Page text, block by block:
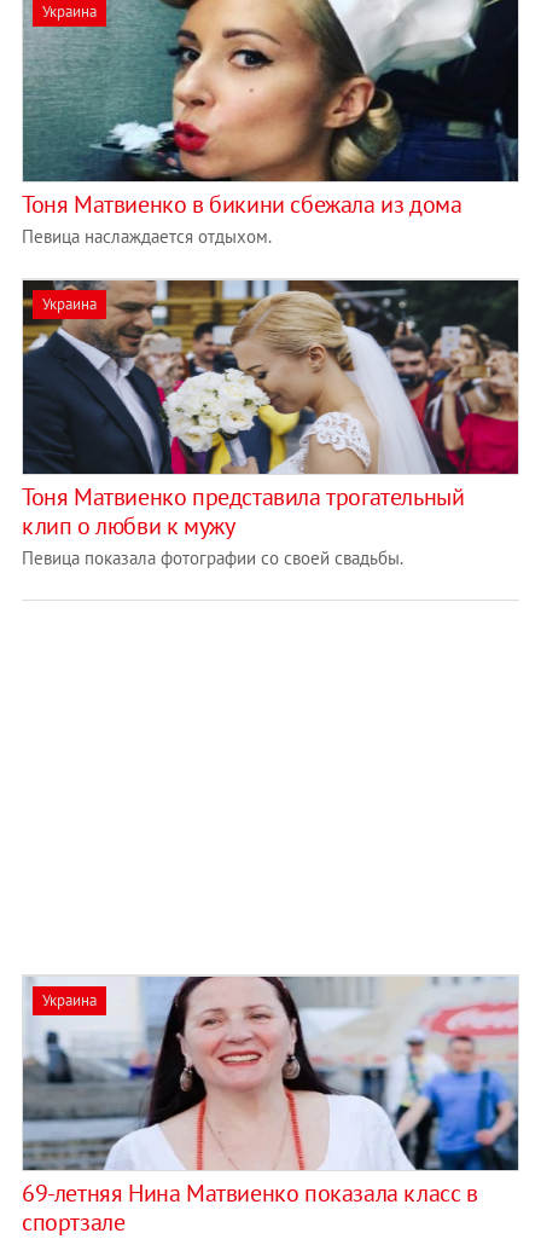
Украина
Тоня Матвиенко в бикини сбежала из дома
Певица наслаждается отдыхом.
Украина
Тоня Матвиенко представила трогательный
клип о любви к мужу
Певица показала фотографии со своей свадьбы.
Украина
69-летняя Нина Матвиенко показала класс в
спортзале